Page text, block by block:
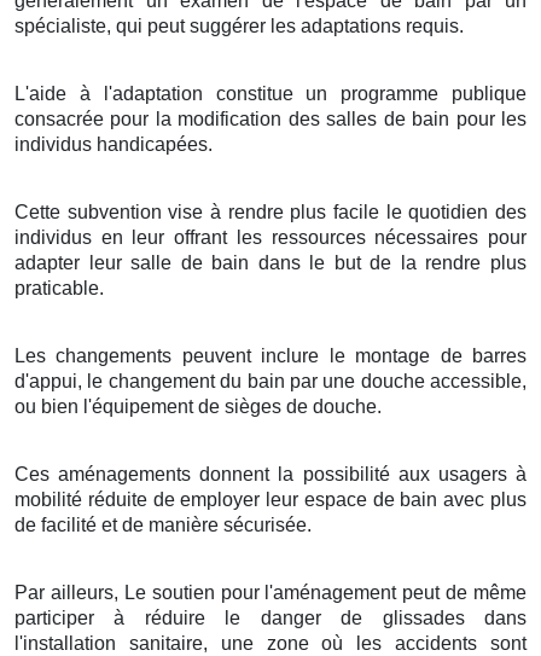
spécialiste, qui peut suggérer les adaptations requis.
L'aide à l'adaptation constitue un programme publique
consacrée pour la modification des salles de bain pour les
individus handicapées.
Cette subvention vise à rendre plus facile le quotidien des
individus en leur offrant les ressources nécessaires pour
adapter leur salle de bain dans le but de la rendre plus
praticable.
Les changements peuvent inclure le montage de barres
d'appui, le changement du bain par une douche accessible,
ou bien l'équipement de sièges de douche.
Ces aménagements donnent la possibilité aux usagers à
mobilité réduite de employer leur espace de bain avec plus
de facilité et de manière sécurisée.
Par ailleurs, Le soutien pour l'aménagement peut de même
participer à réduire le danger de glissades dans
l'installation sanitaire, une zone où les accidents sont